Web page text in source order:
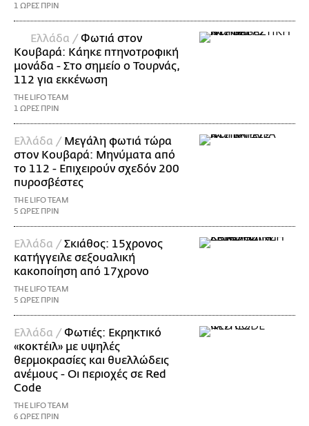
1 ΩΡΕΣ ΠΡΙΝ
Ελλάδα /Φωτιά στον
Κουβαρά: Κάηκε πτηνοτροφική
μονάδα - Στο σημείο ο Τουρνάς,
112 για εκκένωση
THE LIFO TEAM
1 ΩΡΕΣ ΠΡΙΝ
Ελλάδα / Μεγάλη φωτιά τώρα
στον Κουβαρά: Μηνύματα από
το 112 - Επιχειρούν σχεδόν 200
πυροσβέστες
THE LIFO TEAM
5 ΩΡΕΣ ΠΡΙΝ
Ελλάδα /Σκιάθος: 15χρονος
κατήγγειλε σεξουαλική
κακοποίηση από 17χρονο
THE LIFO TEAM
5 ΩΡΕΣ ΠΡΙΝ
Ελλάδα /Φωτιές: Εκρηκτικό
«κοκτέιλ» με υψηλές
θερμοκρασίες και θυελλώδεις
ανέμους - Οι περιοχές σε Red
Code
THE LIFO TEAM
6 ΩΡΕΣ ΠΡΙΝ